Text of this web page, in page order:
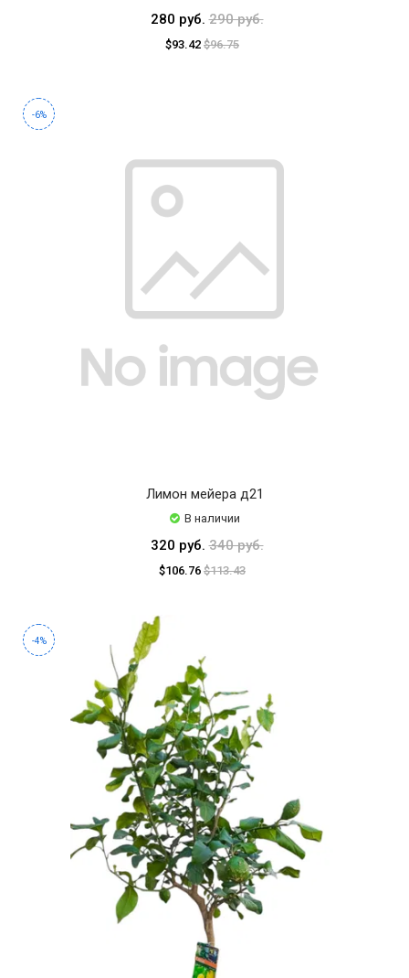
280 руб.290 руб.
$93.42 $96.75
-6%
Лимон мейера д21
В наличии
320 руб.340 руб.
$106.76 $113.43
-4%